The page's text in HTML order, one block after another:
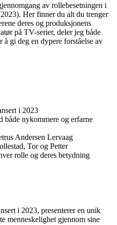
av rollebesetningen i
Her finner du alt du trenger
deres og produksjonens
på TV-serier, deler jeg både
gi deg en dypere forståelse av
i 2023
både nykommere og erfarne
Andersen Lervaag
Tor og Petter
rolle og deres betydning
i 2023, presenterer en unik
menneskelighet gjennom sine